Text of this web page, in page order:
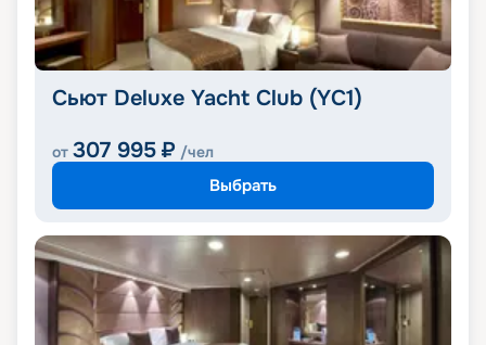
Сьют Deluxe Yacht Club (YC1)
от 307 995 ₽ /чел
Выбрать